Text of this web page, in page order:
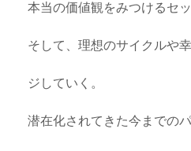
本当の価値観をみつけるセ
そして、理想のサイクルや
ジしていく。
潜在化されてきた今までの